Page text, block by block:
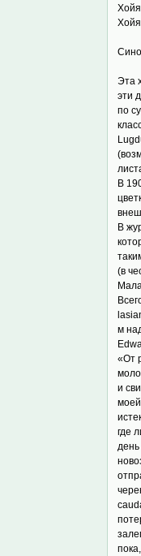
Эта
эти
по
В
В
(в
м
«От
и
где